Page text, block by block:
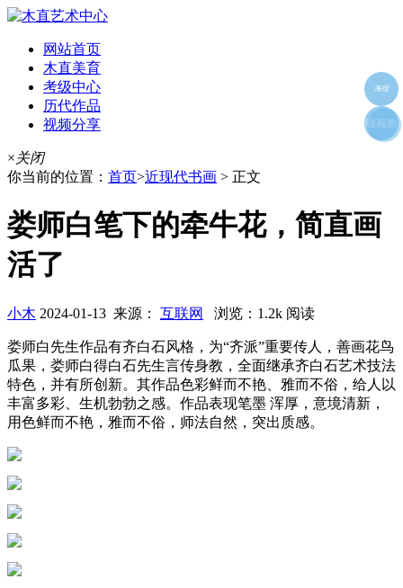
网站首页
木直美育
考级中心
历代作品
视频分享
×关闭
你当前的位置： 首页>近现代书画 > 正文
娄师白笔下的牵牛花，简直画
活了
小木 2024-01-13 来源： 互联网 浏览：1.2k 阅读
娄师白先生作品有齐白石风格，为“齐派”重要传人，善画花鸟
瓜果，娄师白得白石先生言传身教，全面继承齐白石艺术技法
特色，并有所创新。其作品色彩鲜而不艳、雅而不俗，给人以
丰富多彩、生机勃勃之感。作品表现笔墨 浑厚，意境清新，
用色鲜而不艳，雅而不俗，师法自然，突出质感。
海报
好友
朋友圈
收藏夹